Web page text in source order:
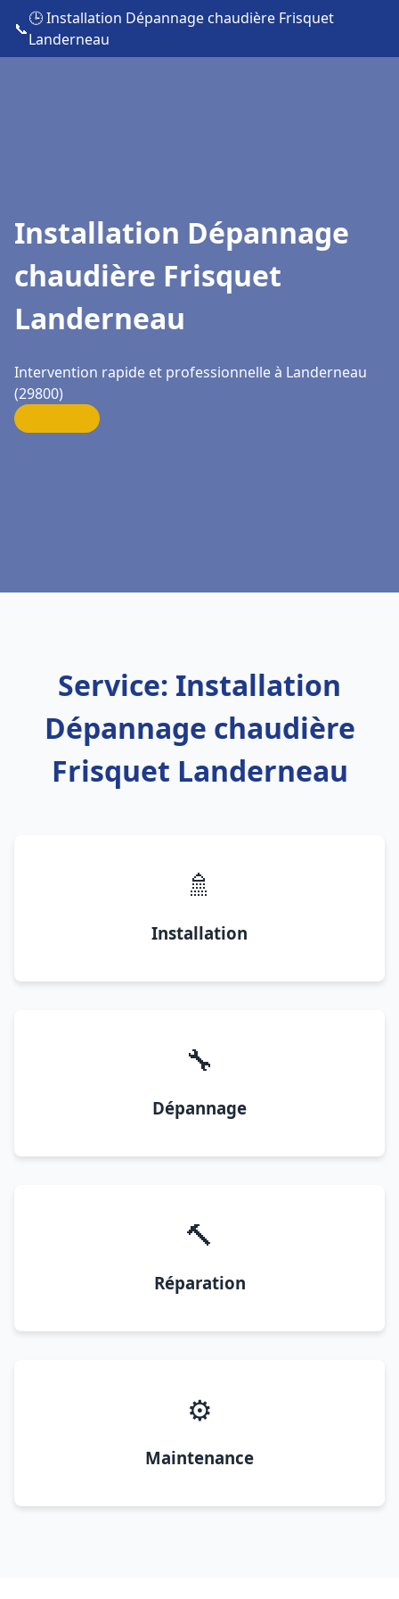
📞
🕒 Installation Dépannage chaudière Frisquet
Landerneau
Installation Dépannage
chaudière Frisquet
Landerneau
Intervention rapide et professionnelle à Landerneau
(29800)
Service: Installation
Dépannage chaudière
Frisquet Landerneau
🚿
Installation
🔧
Dépannage
🔨
Réparation
⚙️
Maintenance